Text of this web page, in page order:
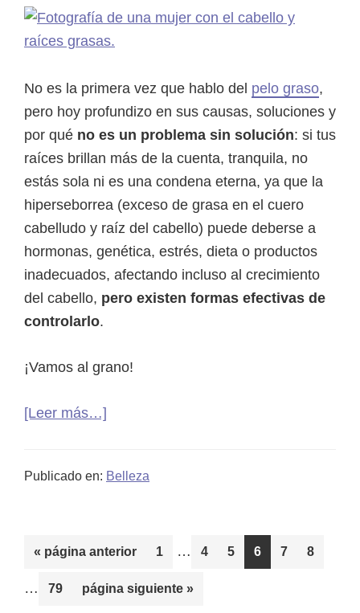
está
dando
hablar
en
el
tratamiento
contra
la
alopecia
No es la primera vez que hablo del pelo graso,
pero hoy profundizo en sus causas, soluciones y
por qué no es un problema sin solución: si tus
raíces brillan más de la cuenta, tranquila, no
estás sola ni es una condena eterna, ya que la
hiperseborrea (exceso de grasa en el cuero
cabelludo y raíz del cabello) puede deberse a
hormonas, genética, estrés, dieta o productos
inadecuados, afectando incluso al crecimiento
del cabello, pero existen formas efectivas de
controlarlo.
¡Vamos al grano!
[Leer más…]
grasas:
tu
cabelludo
Publicado en: Belleza
« Ir
la
página anterior Página
1
Páginas
intermedias
omitidas
… Página
4 Página
5 Página
6 Página
7 Página
8
… Página
79
Ir
página siguiente »